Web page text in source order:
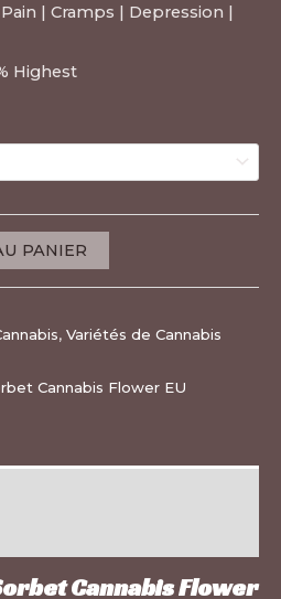
| Cramps | Depression |
Highest
PANIER
, Variétés de Cannabis
Cannabis Flower EU
Cannabis Flower